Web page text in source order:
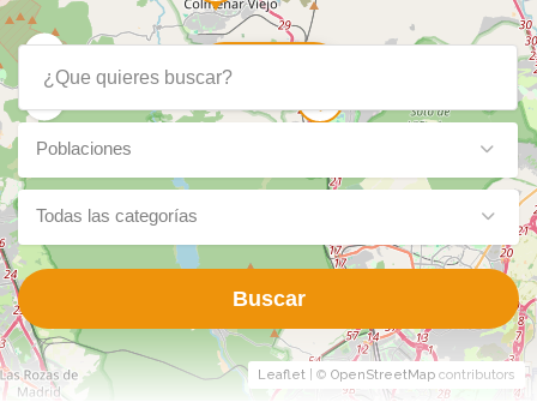
Leaflet | © OpenStreetMap contributors
Poblaciones
Todas las categorías
Buscar
Show Map